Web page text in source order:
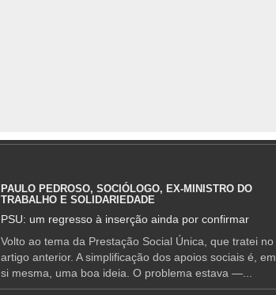
PAULO PEDROSO, SOCIÓLOGO, EX-MINISTRO DO
TRABALHO E SOLIDARIEDADE
PSU: um regresso à inserção ainda por confirmar
Volto ao tema da Prestação Social Única, que tratei no
artigo anterior. A simplificação dos apoios sociais é, em
si mesma, uma boa ideia. O problema estava —...